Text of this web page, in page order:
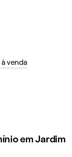
venda
em Jardim